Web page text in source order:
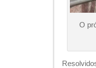
Oferta
pouco